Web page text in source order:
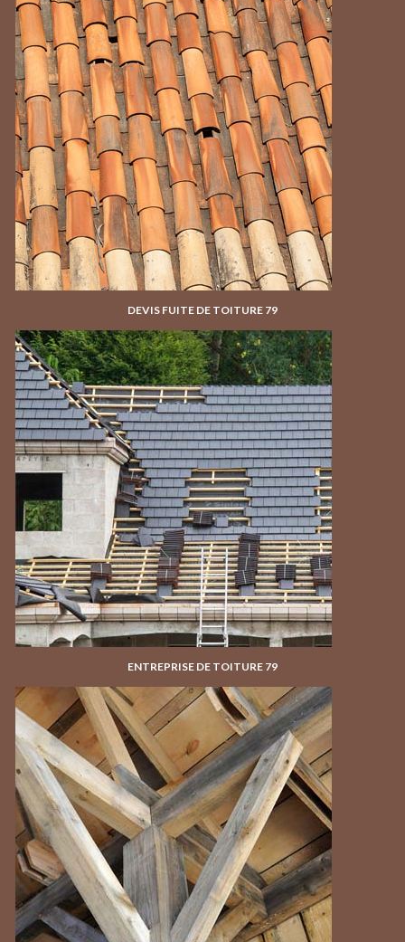
DEVIS FUITE DE TOITURE 79
ENTREPRISE DE TOITURE 79